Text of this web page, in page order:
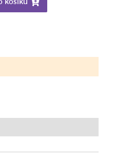
košíku